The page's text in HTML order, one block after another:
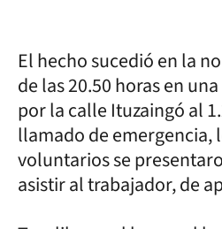
El hecho sucedió en la
de las 20.50 horas en
por la calle Ituzaingó al
llamado de emergencia,
voluntarios se
asistir al trabajador, de